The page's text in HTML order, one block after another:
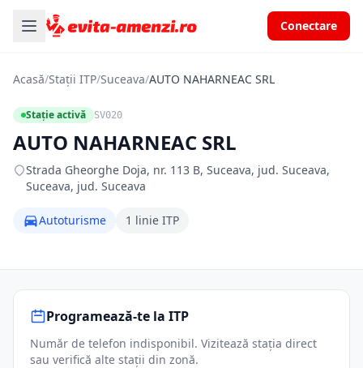
Conectare
Acasă/Stații ITP/Suceava/AUTO NAHARNEAC SRL
Stație activă SV020
AUTO NAHARNEAC SRL
Strada Gheorghe Doja, nr. 113 B, Suceava, jud. Suceava,
Suceava, jud. Suceava
Autoturisme 1 linie ITP
Programează-te la ITP
Număr de telefon indisponibil. Vizitează stația direct
sau verifică alte stații din zonă.